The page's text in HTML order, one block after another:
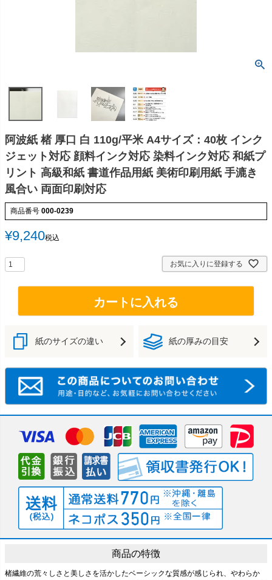
阿波紙 楮 厚口 白 110g/平米 A4サイズ：40枚 インク
ジェット対応 顔料インク対応 染料インク対応 和紙プ
リント 高級和紙 書道作品用紙 美術印刷用紙 手漉き
風合い 両面印刷対応
商品番号 000-0239
¥9,240税込
お気に入りに登録する
カートに入れる
紙のサイズの違い 紙の厚みの目安
商品の特徴
楮繊維の荒々しさと美しさを活かしたベーシックな質感が感じられ、やわらか